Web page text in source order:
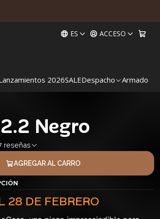
ES ACCESO
2026SALEDespacho Armado
Negro
7 reseñas
AGREGAR AL CARRO
28 DE FEBRERO